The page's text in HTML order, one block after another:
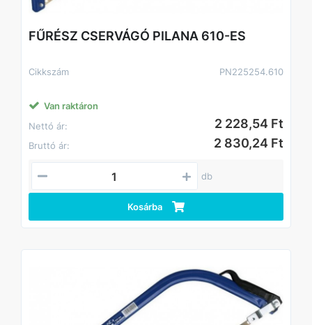
FŰRÉSZ CSERVÁGÓ PILANA 610-ES
Cikkszám PN225254.610
Van raktáron
Nettó ár:
2 228,54 Ft
Bruttó ár: 2 830,24 Ft
db
Kosárba